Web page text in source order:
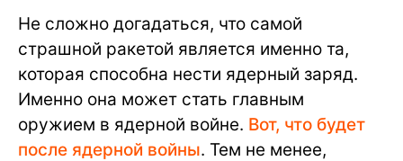
Не сложно догадаться, что самой
страшной ракетой является именно та,
которая способна нести ядерный заряд.
Именно она может стать главным
оружием в ядерной войне. Вот, что будет
после ядерной войны. Тем не менее,